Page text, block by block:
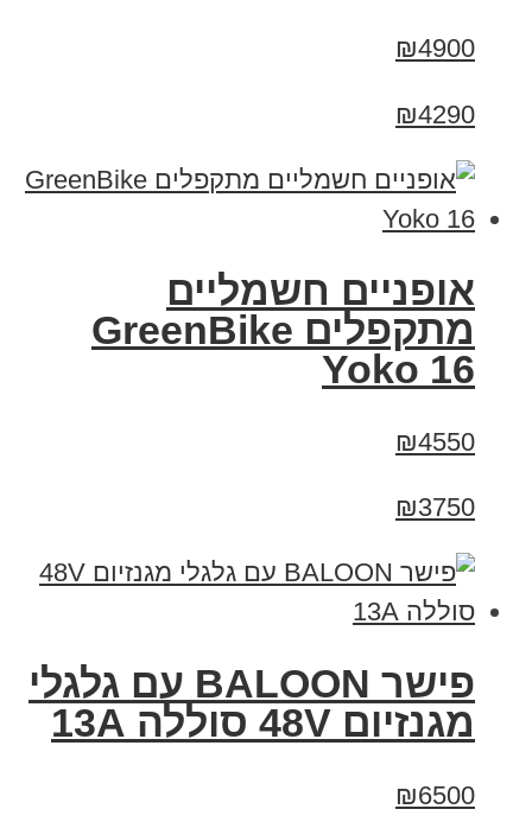
₪4900
₪4290
‏אופניים חשמליים
‏מתקפלים GreenBike
Yoko 16
₪4550
₪3750
פישר BALOON עם גלגלי
מגנזיום 48V סוללה 13A
₪6500